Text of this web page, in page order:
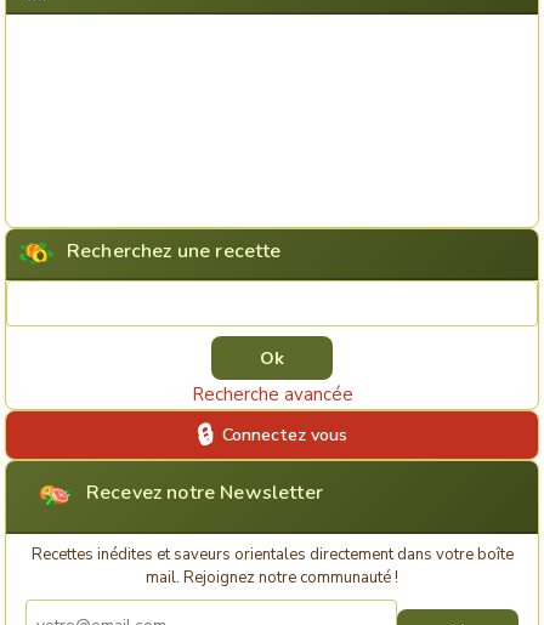
Recherchez une recette
Recherche avancée
Connectez vous
Recevez notre Newsletter
Recettes inédites et saveurs orientales directement dans votre boîte
mail. Rejoignez notre communauté !